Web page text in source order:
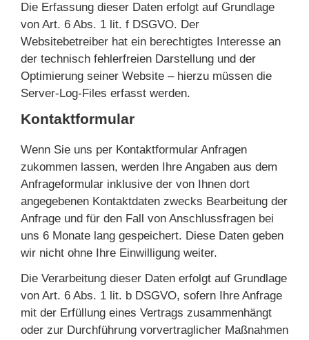
Die Erfassung dieser Daten erfolgt auf Grundlage
von Art. 6 Abs. 1 lit. f DSGVO. Der
Websitebetreiber hat ein berechtigtes Interesse an
der technisch fehlerfreien Darstellung und der
Optimierung seiner Website – hierzu müssen die
Server-Log-Files erfasst werden.
Kontaktformular
Wenn Sie uns per Kontaktformular Anfragen
zukommen lassen, werden Ihre Angaben aus dem
Anfrageformular inklusive der von Ihnen dort
angegebenen Kontaktdaten zwecks Bearbeitung der
Anfrage und für den Fall von Anschlussfragen bei
uns 6 Monate lang gespeichert. Diese Daten geben
wir nicht ohne Ihre Einwilligung weiter.
Die Verarbeitung dieser Daten erfolgt auf Grundlage
von Art. 6 Abs. 1 lit. b DSGVO, sofern Ihre Anfrage
mit der Erfüllung eines Vertrags zusammenhängt
oder zur Durchführung vorvertraglicher Maßnahmen